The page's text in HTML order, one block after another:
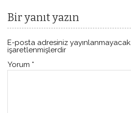
Bir yanıt yazın
E-posta adresiniz yayınlanmayacak.
işaretlenmişlerdir
Yorum *